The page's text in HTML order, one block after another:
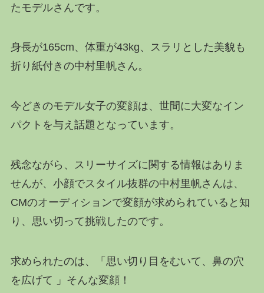
たモデルさんです。
身長が165cm、体重が43kg、スラリとした美貌も
折り紙付きの中村里帆さん。
今どきのモデル女子の変顔は、世間に大変なイン
パクトを与え話題となっています。
残念ながら、スリーサイズに関する情報はありま
せんが、小顔でスタイル抜群の中村里帆さんは、
CMのオーディションで変顔が求められていると知
り、思い切って挑戦したのです。
求められたのは、「思い切り目をむいて、鼻の穴
を広げて 」そんな変顔！